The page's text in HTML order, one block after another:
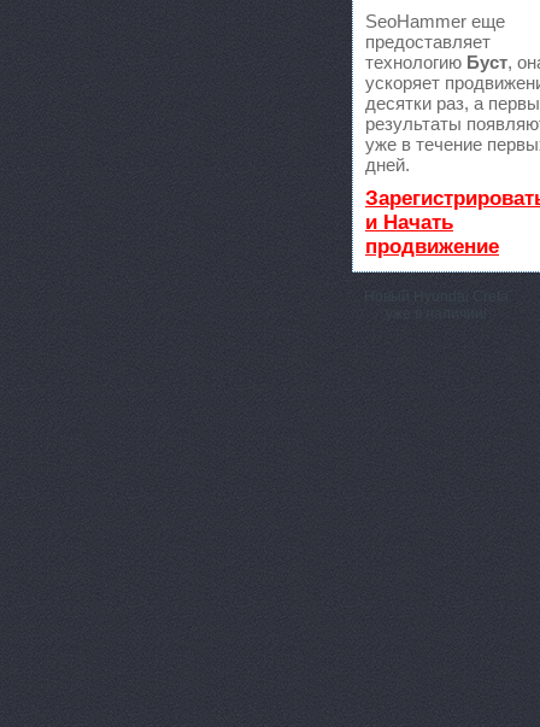
SeoHammer еще
предоставляет
технологию Буст,
ускоряет
десятки раз, а
результаты
уже в течение
дней.
и Начать
продвижение